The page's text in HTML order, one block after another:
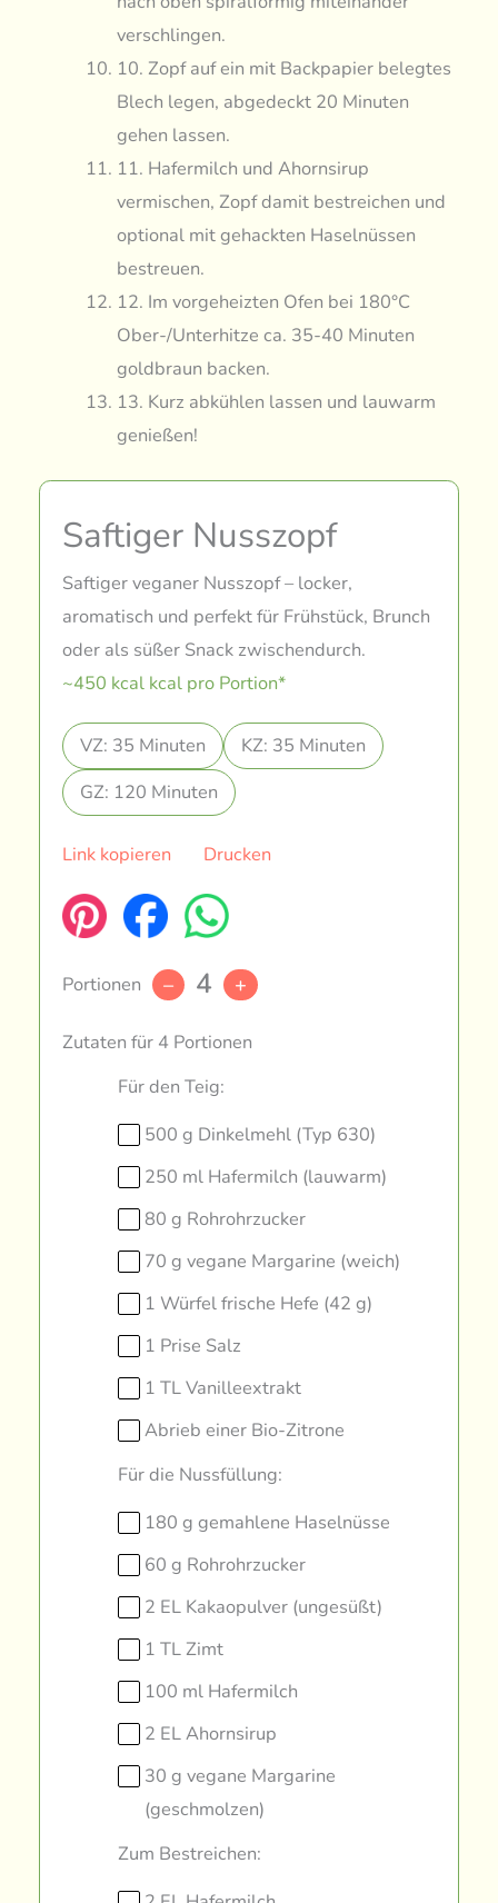
verschlingen.
10. Zopf auf ein mit Backpapier belegtes
Blech legen, abgedeckt 20 Minuten
gehen lassen.
11. Hafermilch und Ahornsirup
vermischen, Zopf damit bestreichen und
optional mit gehackten Haselnüssen
bestreuen.
12. Im vorgeheizten Ofen bei 180°C
Ober-/Unterhitze ca. 35-40 Minuten
goldbraun backen.
13. Kurz abkühlen lassen und lauwarm
genießen!
Saftiger Nusszopf
Saftiger veganer Nusszopf – locker,
aromatisch und perfekt für Frühstück, Brunch
oder als süßer Snack zwischendurch.
~450 kcal kcal pro Portion*
VZ: 35 Minuten
KZ: 35 Minuten
GZ: 120 Minuten
Link kopieren Drucken
Portionen – 4 +
Zutaten für 4 Portionen
Für den Teig:
500 g Dinkelmehl (Typ 630)
250 ml Hafermilch (lauwarm)
80 g Rohrohrzucker
70 g vegane Margarine (weich)
1 Würfel frische Hefe (42 g)
1 Prise Salz
1 TL Vanilleextrakt
Abrieb einer Bio-Zitrone
Für die Nussfüllung:
180 g gemahlene Haselnüsse
60 g Rohrohrzucker
2 EL Kakaopulver (ungesüßt)
1 TL Zimt
100 ml Hafermilch
2 EL Ahornsirup
30 g vegane Margarine
(geschmolzen)
Zum Bestreichen: